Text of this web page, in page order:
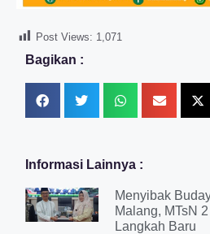
Post Views: 1,071
Bagikan :
Informasi Lainnya :
Menyibak
Malang, MTsN
Langkah Baru